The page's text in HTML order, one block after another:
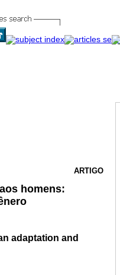
ARTIGO
homens:
adaptation and